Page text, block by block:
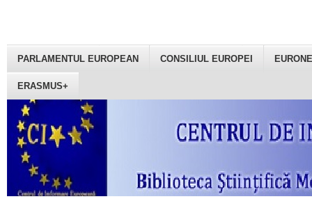
PARLAMENTUL EUROPEAN CONSILIUL EUROPEI
ERASMUS+